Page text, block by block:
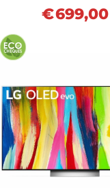
€699,00